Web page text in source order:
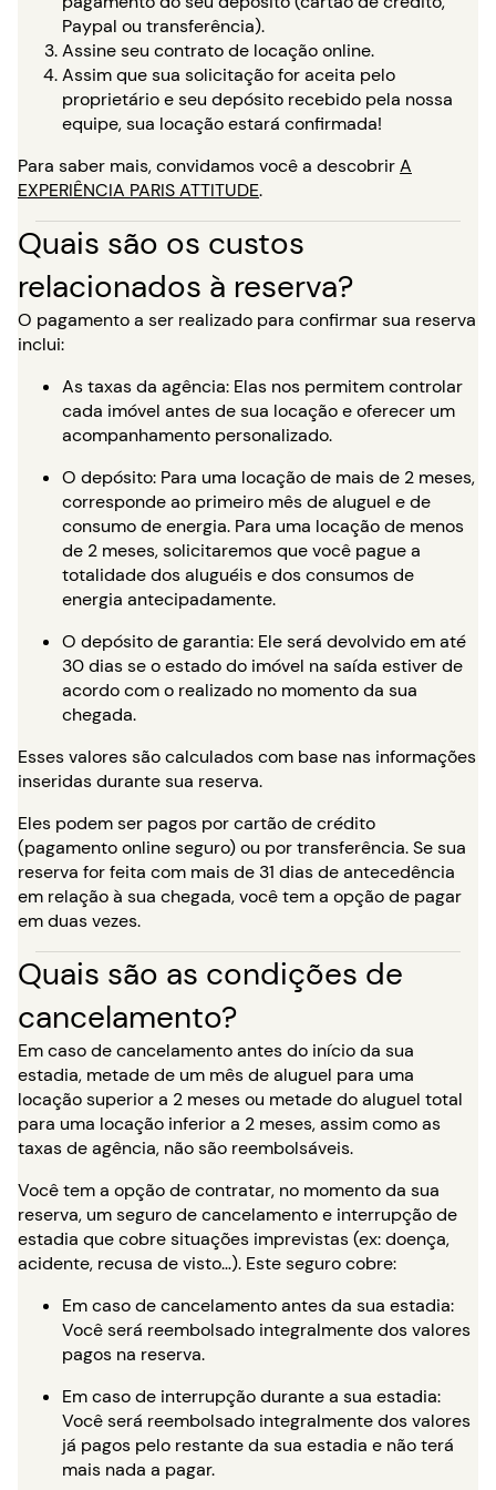
Paypal ou transferência).
Assine seu contrato de locação online.
Assim que sua solicitação for aceita pelo
proprietário e seu depósito recebido pela nossa
equipe, sua locação estará confirmada!
Para saber mais, convidamos você a descobrirA
EXPERIÊNCIA PARIS ATTITUDE.
Quais são os custos
relacionados à reserva?
O pagamento a ser realizado para confirmar sua reserva
inclui:
As taxas da agência: Elas nos permitem controlar
cada imóvel antes de sua locação e oferecer um
acompanhamento personalizado.
O depósito: Para uma locação de mais de 2 meses,
corresponde ao primeiro mês de aluguel e de
consumo de energia. Para uma locação de menos
de 2 meses, solicitaremos que você pague a
totalidade dos aluguéis e dos consumos de
energia antecipadamente.
O depósito de garantia: Ele será devolvido em até
30 dias se o estado do imóvel na saída estiver de
acordo com o realizado no momento da sua
chegada.
Esses valores são calculados com base nas informações
inseridas durante sua reserva.
Eles podem ser pagos por cartão de crédito
(pagamento online seguro) ou por transferência. Se sua
reserva for feita com mais de 31 dias de antecedência
em relação à sua chegada, você tem a opção de pagar
em duas vezes.
Quais são as condições de
cancelamento?
Em caso de cancelamento antes do início da sua
estadia, metade de um mês de aluguel para uma
locação superior a 2 meses ou metade do aluguel total
para uma locação inferior a 2 meses, assim como as
taxas de agência, não são reembolsáveis.
Você tem a opção de contratar, no momento da sua
reserva, um seguro de cancelamento e interrupção de
estadia que cobre situações imprevistas (ex: doença,
acidente, recusa de visto…). Este seguro cobre:
Em caso de cancelamento antes da sua estadia:
Você será reembolsado integralmente dos valores
pagos na reserva.
Em caso de interrupção durante a sua estadia:
Você será reembolsado integralmente dos valores
já pagos pelo restante da sua estadia e não terá
mais nada a pagar.